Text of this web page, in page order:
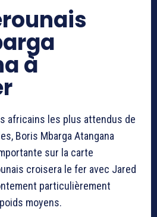
à
africains les plus attendus de
Boris Mbarga Atangana
sur la carte
croisera le fer avec Jared
particulièrement
moyens.